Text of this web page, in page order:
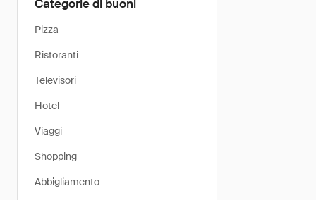
Categorie di buoni
Pizza
Ristoranti
Televisori
Hotel
Viaggi
Shopping
Abbigliamento